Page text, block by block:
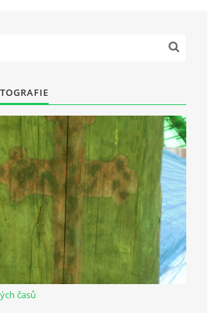
jednota "Komenský" v Choceradech z.s.
257 24 Chocerady
IČ: 498 28 614
Kontaktní osoba:
Mgr. Miroslava Cinkeisová
723 967 851
Mirkaci@email.cz
© 2026 eStránky.cz RSS
časů